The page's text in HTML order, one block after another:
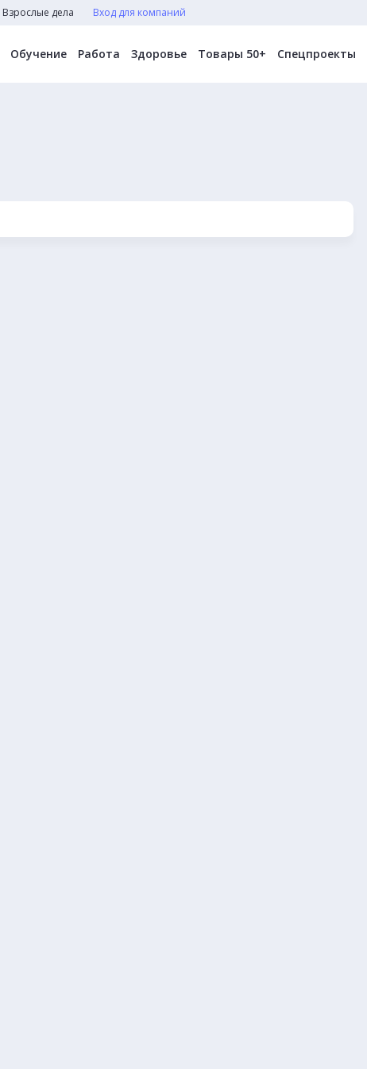
Взрослые дела Вход для компаний
Обучение Работа Здоровье Товары 50+ Спецпроекты